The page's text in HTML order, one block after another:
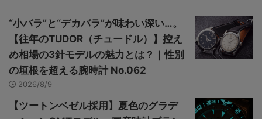
“小バラ”と“デカバラ”が味わい深い…。
【往年のTUDOR（チュードル）】控え
め相場の3針モデルの魅力とは？｜性別
の垣根を超える腕時計 No.062
2026/8/9
【ツートンベゼル採用】夏色のグラデ